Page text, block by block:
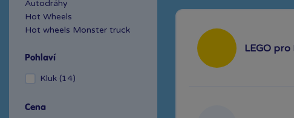
Autodráhy
Hot Wheels
Hot wheels Monster truck
Pohlaví
Kluk (14)
Cena
LEGO pro